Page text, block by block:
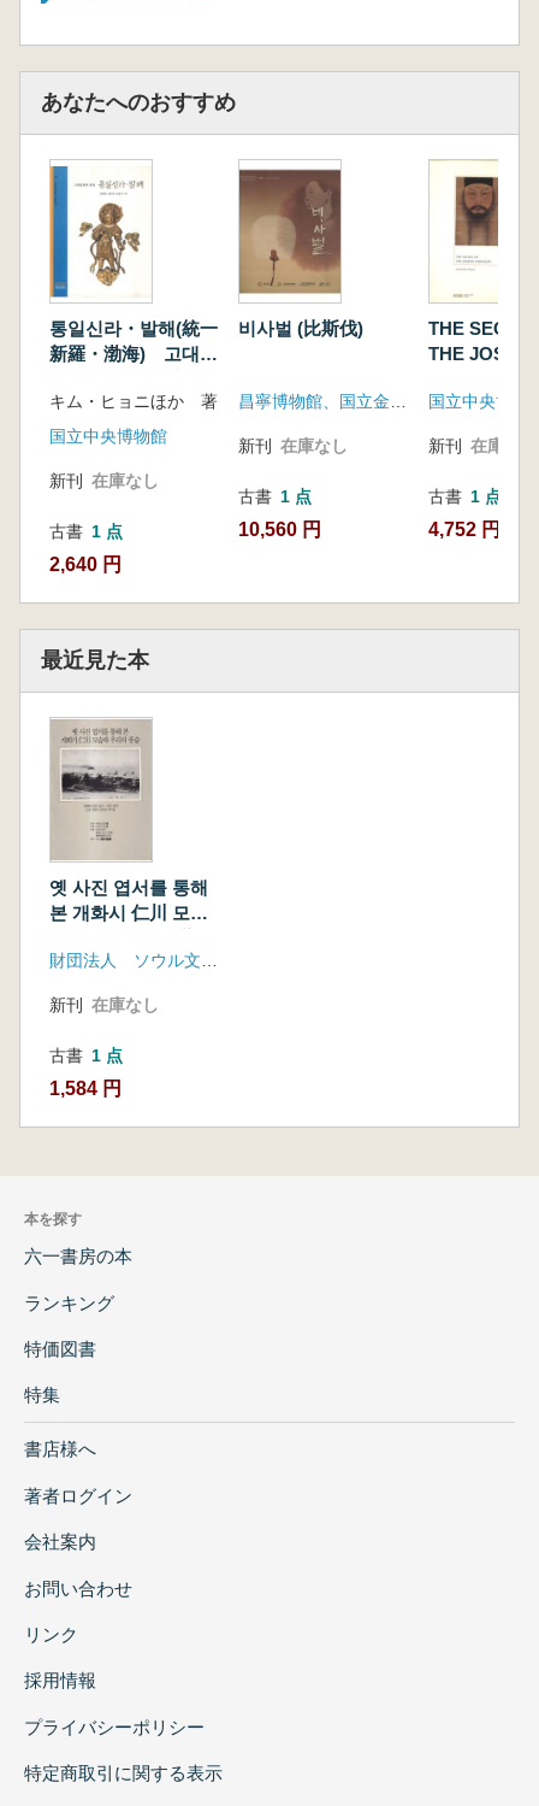
あなたへのおすすめ
통일신라・발해(統一
新羅・渤海) 고대문
の完成)
キム・ヒョニほか 著
国立中央博物館
新刊 在庫なし
古書 1 点
2,640 円
비사벌 (比斯伐)
昌寧博物館、国立金海博物館、国立加耶文化財研究所、大伽耶博物館
新刊 在庫なし
古書 1 点
10,560 円
THE
THE
文
国立中央博物
新刊 在庫なし
古書 1 点
4,752 円
最近見た本
옛 사진 엽서를 통해
본 개화시 仁川 모습
絵葉書で見た開化期
新刊 在庫なし
古書 1 点
1,584 円
本を探す
六一書房の本
ランキング
特価図書
特集
書店様へ
著者ログイン
会社案内
お問い合わせ
リンク
採用情報
プライバシーポリシー
特定商取引に関する表示